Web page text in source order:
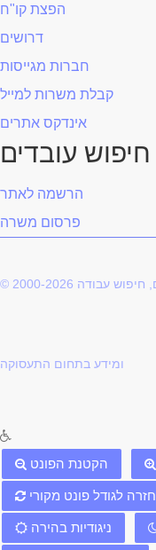
הפצת קו"ח
דרושים
חברות מגייסות
קבלת משרות למייל
אינדקס אתרים
חיפוש עובדים
הרשמה לאתר
פרסום משרה
© 2000-2026 כל הזכויות שמורות לאתר "מובטל", לוח דרושים, חיפוש עבודה
ומידע בתחום התעסוקה
הקטנת הפונט
חזרה לגודל פונט מקורי
ניגודיות בהירה